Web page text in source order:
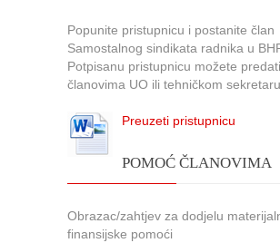
Popunite pristupnicu i postanite član
Samostalnog sindikata radnika u
Potpisanu pristupnicu možete predati
članovima UO ili tehničkom
Preuzeti pristupnicu
POMOĆ ČLANOVIMA
Obrazac/zahtjev za dodjelu
finansijske pomoći